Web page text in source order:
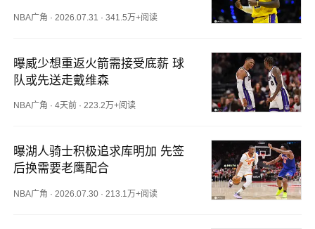
NBA广角 ·2026.07.31 ·341.5万+阅读
曝威少想重返火箭需接受底薪 球
队或先送走戴维森
NBA广角 ·4天前 ·223.2万+阅读
曝湖人骑士积极追求库明加 先签
后换需要老鹰配合
NBA广角 · 2026.07.30 · 213.1万+阅读